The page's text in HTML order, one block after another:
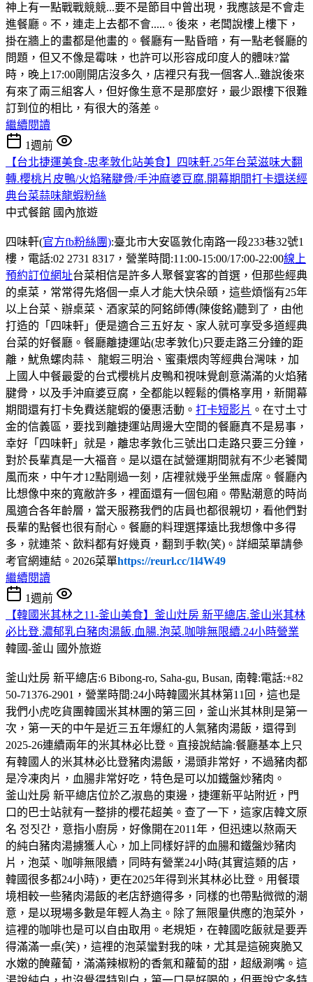
神上有一點戰戰競競...要不是節目中曾出現，我應該是不會走
進餐廳。不，連走上去都不會.....。後來，老闆說樓上樓下，
掛在牆上的畫都是他畫的。餐廳有一點昏暗，有一點老餐廳的
問題，但又不像是霉味，也許可以形容成印度人的體味?當
時，晚上17:00剛開店沒多久，店裡只有我一個客人..雖說後來
有來了兩三組客人，但好像生意不是那麼好，最少跟樓下很難
訂到位的相比，有很大的落差。
繼續閱讀
1週前
【台北捷運美食-忠孝敦化站美食】四味軒.25年台菜滋味大翻
轉.櫻桃片皮鴨/火焰豬腱骨/手沖麻婆豆腐.開幕期間打卡還送經
典台菜蒜味龍蝦粉絲
中式餐館 國內旅遊
四味軒(官方fb粉絲團):臺北市大安區敦化南路一段233巷32號1
樓，電話:02 2731 8317，營業時間:11:00-15:00/17:00-22:00線上
預約訂位網址台菜相信是許多人聚餐宴客的首選，但那些經典
的桌菜，常常得先烙個一桌人才能大快朵頤，這些煩惱有25年
以上台菜、辦桌菜、酒家菜的阿銘師傅(陳俊銘)聽到了，由他
打造的「四味軒」便是適合三五好友、家人就可享受多道經典
台菜的好餐廳。餐廳離捷運站(忠孝敦化)只要走路三分鐘的距
離，魷魚螺肉蒜、 龍蝦三明治、蜜棗煨肉等經典台灣味，加
上國人中餐最愛的台式櫻桃片皮鴨和視味覺創意滿滿的火焰豬
腱骨，以及手沖麻婆豆腐，全都能以輕鬆的價格享用，新開幕
期間還有打卡免費送龍蝦的優惠活動。 打卡短影片 。在寸土寸
金的信義區，要找到離捷運站周邊大空間的餐廳真不是易事，
幸好「四味軒」就是，離忠孝敦化三號出口走路只要三分鐘，
對於長輩真是一大福音。是以還在試營運期間就有不少老饕聞
風而來，中午才12點剛過一刻，店裡就幾乎坐無虛席。餐廳內
比想像中來的寬敝許多，裡面還有一個包廂。帶點潮意的時尚
風適合各年齡層，當天服務我們的店員也都很親切，看他們對
長輩的點餐也很有耐心。餐廳的料理選擇遠比我想像中多得
多，就連茶、飲料都有好幾頁，翻到手軟(笑)。詳細菜單請參
考官網連結。2026菜單https://reurl.cc/1l4W49
繼續閱讀
1週前
【韓國米其林之11-釜山美食】釜山灶房 新平總店.釜山米其林
必比登.濃郁乳白豬肉湯飯.血腸.泡菜.咖啡無限續.24小時營業
韓國-釜山 國外旅遊
釜山灶房 新平總店:6 Bibong-ro, Saha-gu, Busan, 南韓:電話:+82
50-71376-2901，營業時間:24小時韓國米其林第11回，這也是
我們小虎吃貨團韓國米其林團的第三回，釜山米其林則是第一
次，第一天的中午是近三五年爆紅的人氣豬肉湯飯，還得到
2025-26連續兩年的米其林必比登。直接說結論:餐廳基本上只
有韓國人的米其林必比登豬肉湯飯，湯頭非常好，不過豬肉都
是冷凍肉片，血腸非常好吃，特色是可以加鐵盤炒豬肉。
釜山灶房 新平總店位於乙淑島的東邊，捷運新平站附近，門
口的巴士站就有一整排的櫻花超美。查了一下，這家店韓文原
名 정짓간，意指小廚房，好像開在2011年，但迅速以熬兩天
的純白豬肉湯擄獲人心，加上同樣好評的血腸和鐵盤炒豬肉
片，泡菜、咖啡無限續，同時有營業24小時(其實這類的店，
韓國很多都24小時)，更在2025年得到米其林必比登。用餐環
境相較一些豬肉湯飯的老店舒適得多，同樣的也帶點微微的潮
意，是以現場多數是年輕人為主。除了無限量供應的泡菜外，
這裡的咖啡也是可以自由取用。老規矩，在韓國吃飯就是要弄
得滿滿一桌(笑)，這裡的泡菜蠻對我的味，尤其是這碗爽脆又
水嫩的醃蘿蔔，滿滿辣椒粉的香氣和蘿蔔的甜，超級涮嘴。這